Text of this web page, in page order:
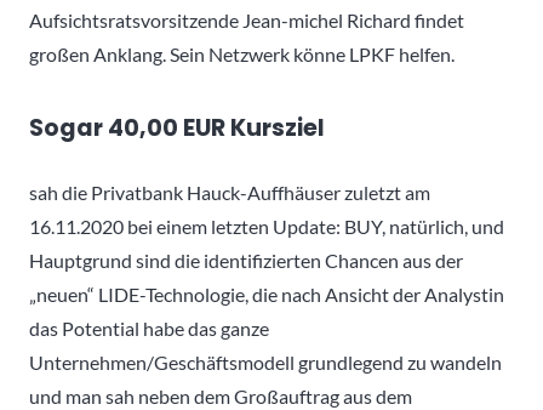
Aufsichtsratsvorsitzende Jean-michel Richard findet
großen Anklang. Sein Netzwerk könne LPKF helfen.
Sogar 40,00 EUR Kursziel
sah die Privatbank Hauck-Auffhäuser zuletzt am
16.11.2020 bei einem letzten Update: BUY, natürlich, und
Hauptgrund sind die identifizierten Chancen aus der
„neuen“ LIDE-Technologie, die nach Ansicht der Analystin
das Potential habe das ganze
Unternehmen/Geschäftsmodell grundlegend zu wandeln
und man sah neben dem Großauftrag aus dem